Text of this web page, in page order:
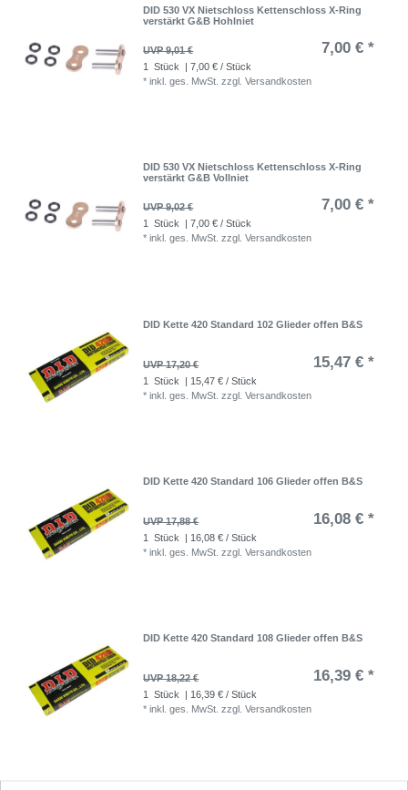
DID 530 VX Nietschloss Kettenschloss X-Ring
verstärkt G&B Hohlniet
UVP 9,01 € 7,00 € *
1 Stück
| 7,00 € / Stück
*inkl. ges. MwSt. zzgl.Versandkosten
DID 530 VX Nietschloss Kettenschloss X-Ring
verstärkt G&B Vollniet
UVP 9,02 € 7,00 € *
1 Stück
| 7,00 € / Stück
*inkl. ges. MwSt. zzgl.Versandkosten
DID Kette 420 Standard 102 Glieder offen B&S
UVP 17,20 € 15,47 € *
1 Stück
| 15,47 € / Stück
*inkl. ges. MwSt. zzgl.Versandkosten
DID Kette 420 Standard 106 Glieder offen B&S
UVP 17,88 € 16,08 € *
1 Stück
| 16,08 € / Stück
*inkl. ges. MwSt. zzgl.Versandkosten
DID Kette 420 Standard 108 Glieder offen B&S
UVP 18,22 € 16,39 € *
1 Stück
| 16,39 € / Stück
*inkl. ges. MwSt. zzgl.Versandkosten